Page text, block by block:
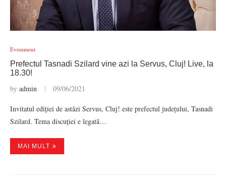
Eveniment
Prefectul Tasnadi Szilard vine azi la Servus, Cluj! Live, la
18.30!
by admin 09/06/2021
Invitatul ediției de astăzi Servus, Cluj! este prefectul județului, Tasnadi
Szilard. Tema discuției e legată…
MAI MULT